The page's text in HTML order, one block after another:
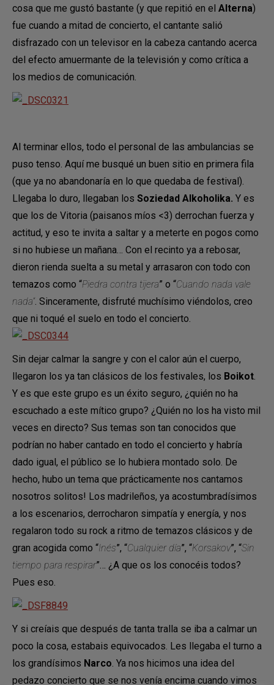
cosa que me gustó bastante (y que repitió en el Alterna)
fue cuando a mitad de concierto, el cantante salió
disfrazado con un televisor en la cabeza cantando acerca
del efecto amuermante de la televisión y como crítica a
los medios de comunicación.
Al terminar ellos, todo el personal de las ambulancias se
puso tenso. Aquí me busqué un buen sitio en primera fila
(que ya no abandonaría en lo que quedaba de festival).
Llegaba lo duro, llegaban los Soziedad Alkoholika. Y es
que los de Vitoria (paisanos míos <3) derrochan fuerza y
actitud, y eso te invita a saltar y a meterte en pogos como
si no hubiese un mañana… Con el recinto ya a rebosar,
dieron rienda suelta a su metal y arrasaron con todo con
temazos como “Piedra contra tijera” o “Cuando nada vale
nada”. Sinceramente, disfruté muchísimo viéndolos, creo
que ni toqué el suelo en todo el concierto.
Sin dejar calmar la sangre y con el calor aún el cuerpo,
llegaron los ya tan clásicos de los festivales, los Boikot.
Y es que este grupo es un éxito seguro, ¿quién no ha
escuchado a este mítico grupo? ¿Quién no los ha visto mil
veces en directo? Sus temas son tan conocidos que
podrían no haber cantado en todo el concierto y habría
dado igual, el público se lo hubiera montado solo. De
hecho, hubo un tema que prácticamente nos cantamos
nosotros solitos! Los madrileños, ya acostumbradísimos
a los escenarios, derrocharon simpatía y energía, y nos
regalaron todo su rock a ritmo de temazos clásicos y de
gran acogida como “Inés”, “Cualquier día”, “Korsakov”, “Sin
tiempo para respirar”… ¿A que os los conocéis todos?
Pues eso.
Y si creíais que después de tanta tralla se iba a calmar un
poco la cosa, estabais equivocados. Les llegaba el turno a
los grandísimos Narco. Ya nos hicimos una idea del
pedazo concierto que se nos venía encima cuando vimos